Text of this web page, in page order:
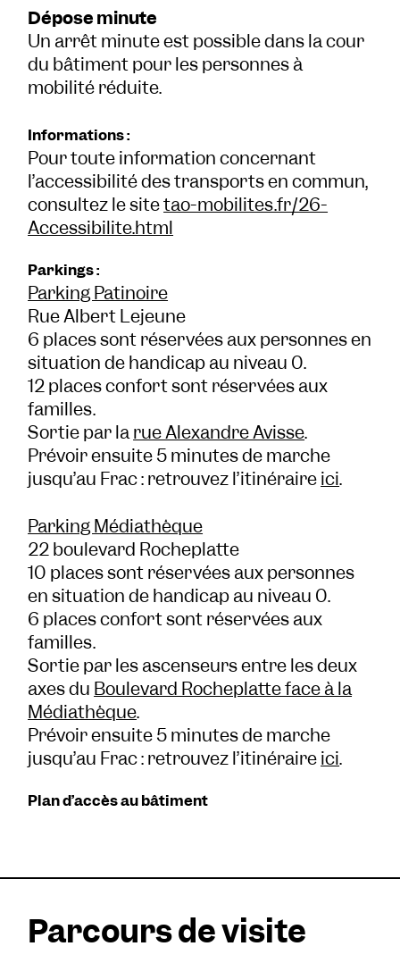
Dépose minute
Un arrêt minute est possible dans la cour
du bâtiment pour les personnes à
mobilité réduite.
Informations :
Pour toute information concernant
l’accessibilité des transports en commun,
consultez le sitetao-mobilites.fr/26-
Accessibilite.html
Parkings :
Parking Patinoire
Rue Albert Lejeune
6 places sont réservées aux personnes en
situation de handicap au niveau 0.
12 places confort sont réservées aux
familles.
Sortie par larue Alexandre Avisse.
Prévoir ensuite 5 minutes de marche
jusqu’au Frac : retrouvez l’itinéraireici.
Parking Médiathèque
22 boulevard Rocheplatte
10 places sont réservées aux personnes
en situation de handicap au niveau 0.
6 places confort sont réservées aux
familles.
Sortie par les ascenseurs entre les deux
axes du Boulevard Rocheplatte face à la
Médiathèque.
Prévoir ensuite 5 minutes de marche
jusqu’au Frac : retrouvez l’itinéraireici.
Plan d’accès au bâtiment
Parcours de visite